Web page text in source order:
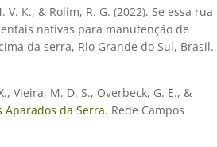
K., & Rolim, R. G. (2022). Se essa rua
nativas para manutenção de
da serra, Rio Grande do Sul, Brasil.
Vieira, M. D. S., Overbeck, G. E., &
da Serra. Rede Campos